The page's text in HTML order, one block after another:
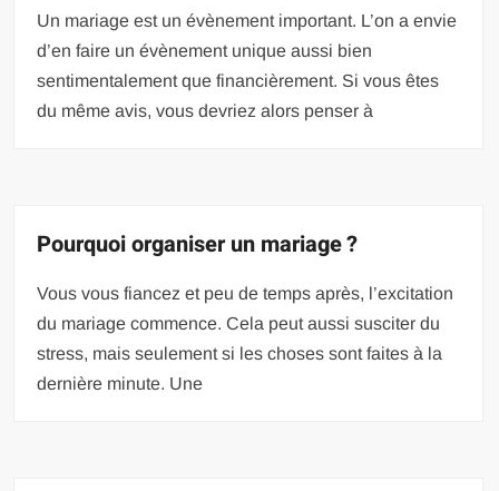
Un mariage est un évènement important. L’on a envie
d’en faire un évènement unique aussi bien
sentimentalement que financièrement. Si vous êtes
du même avis, vous devriez alors penser à
Pourquoi organiser un mariage ?
Vous vous fiancez et peu de temps après, l’excitation
du mariage commence. Cela peut aussi susciter du
stress, mais seulement si les choses sont faites à la
dernière minute. Une